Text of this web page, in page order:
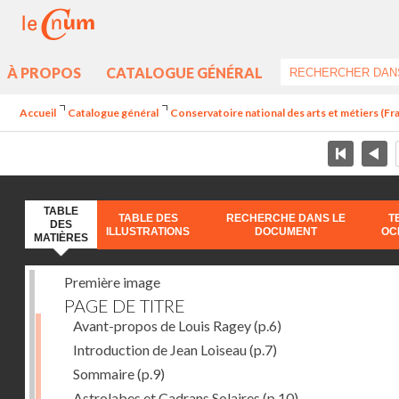
À PROPOS CATALOGUE GÉNÉRAL
Accueil Catalogue général Conservatoire national des arts et métiers
TABLE
DES
MATIÈRES
TABLE DES
ILLUSTRATIONS
RECHERCHE DANS LE
DOCUMENT
Première image
PAGE DE TITRE
Avant-propos de Louis Ragey(p.6)
Introduction de Jean Loiseau(p.7)
Sommaire(p.9)